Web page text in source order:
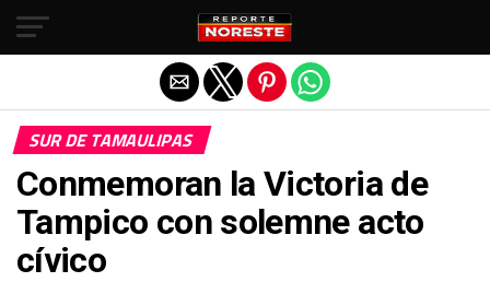
SUR DE TAMAULIPAS
Conmemoran la Victoria de
Tampico con solemne acto
cívico
Salir de la versión móvil